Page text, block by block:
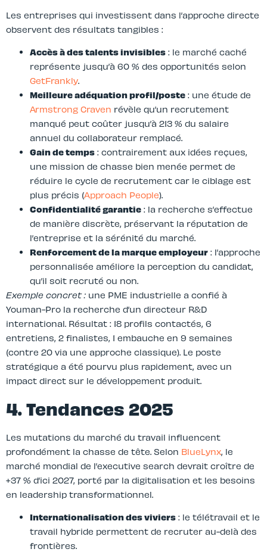
Les entreprises qui investissent dans l’approche directe
observent des résultats tangibles :
Accès à des talents invisibles : le marché caché
représente jusqu’à 60 % des opportunités selon
GetFrankly.
Meilleure adéquation profil/poste : une étude de
Armstrong Craven révèle qu’un recrutement
manqué peut coûter jusqu’à 213 % du salaire
annuel du collaborateur remplacé.
Gain de temps : contrairement aux idées reçues,
une mission de chasse bien menée permet de
réduire le cycle de recrutement car le ciblage est
plus précis (Approach People).
Confidentialité garantie : la recherche s’effectue
de manière discrète, préservant la réputation de
l’entreprise et la sérénité du marché.
Renforcement de la marque employeur : l’approche
personnalisée améliore la perception du candidat,
qu’il soit recruté ou non.
Exemple concret : une PME industrielle a confié à
Youman-Pro la recherche d’un directeur R&D
international. Résultat : 18 profils contactés, 6
entretiens, 2 finalistes, 1 embauche en 9 semaines
(contre 20 via une approche classique). Le poste
stratégique a été pourvu plus rapidement, avec un
impact direct sur le développement produit.
4. Tendances 2025
Les mutations du marché du travail influencent
profondément la chasse de tête. Selon BlueLynx, le
marché mondial de l’executive search devrait croître de
+37 % d’ici 2027, porté par la digitalisation et les besoins
en leadership transformationnel.
Internationalisation des viviers : le télétravail et le
travail hybride permettent de recruter au-delà des
frontières.